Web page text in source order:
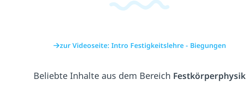
zur Videoseite: Intro Festigkeitslehre - Biegungen
Beliebte Inhalte aus dem Bereich Festkörperphysik